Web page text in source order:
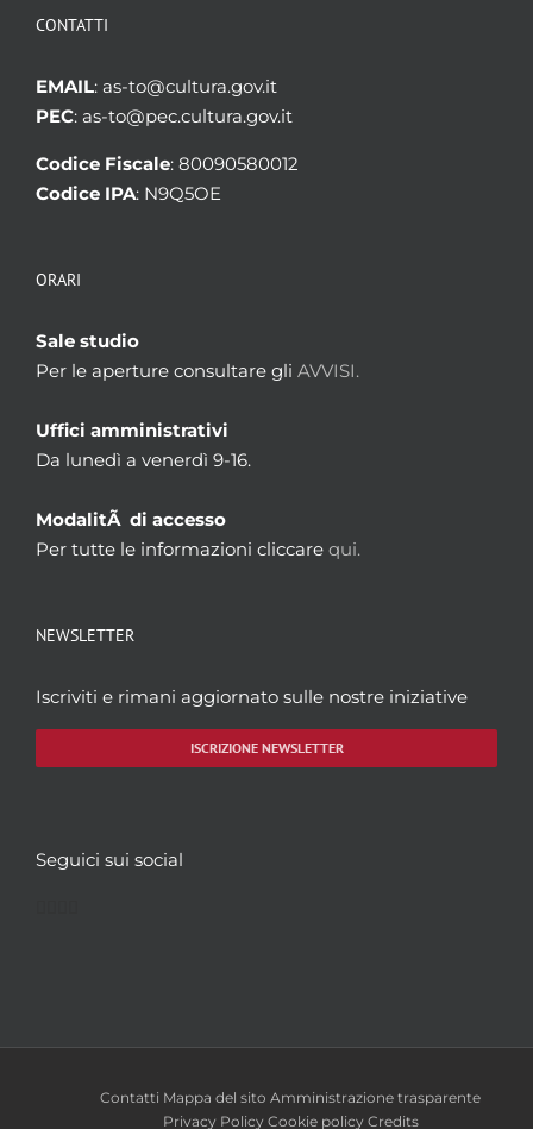
CONTATTI
EMAIL: as-to@cultura.gov.it
PEC: as-to@pec.cultura.gov.it
Codice Fiscale: 80090580012
Codice IPA: N9Q5OE
ORARI
Sale studio
Per le aperture consultare gli AVVISI.
Uffici amministrativi
Da lunedì a venerdì 9-16.
ModalitÃ di accesso
Per tutte le informazioni cliccare qui.
NEWSLETTER
Iscriviti e rimani aggiornato sulle nostre iniziative
ISCRIZIONE NEWSLETTER
Seguici sui social
Contatti Mappa del sito Amministrazione trasparente
Privacy Policy Cookie policy Credits